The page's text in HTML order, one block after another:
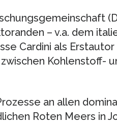
– v.a. dem
Cardini als
Kohlenstoff-
an allen
Roten Meers in